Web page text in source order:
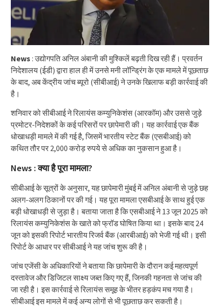
News : उद्योगपति अनिल अंबानी की मुश्किलें बढ़ती दिख रही हैं। प्रवर्तन
निदेशालय (ईडी) द्वारा हाल ही में उनसे मनी लॉन्ड्रिंग के एक मामले में पूछताछ
के बाद, अब केंद्रीय जांच ब्यूरो (सीबीआई) ने उनके खिलाफ बड़ी कार्रवाई की
है।
शनिवार को सीबीआई ने रिलायंस कम्युनिकेशंस (आरकॉम) और उससे जुड़े
प्रमोटर-निदेशकों के कई परिसरों पर छापेमारी की। यह कार्रवाई एक बैंक
धोखाधड़ी मामले में की गई है, जिसमें भारतीय स्टेट बैंक (एसबीआई) को
कथित तौर पर 2,000 करोड़ रुपये से अधिक का नुकसान हुआ है।
News : क्या है पूरा मामला?
सीबीआई के सूत्रों के अनुसार, यह छापेमारी मुंबई में अनिल अंबानी से जुड़े छह
अलग-अलग ठिकानों पर की गई। यह पूरा मामला एसबीआई के साथ हुई एक
बड़ी धोखाधड़ी से जुड़ा है। बताया जाता है कि एसबीआई ने 13 जून 2025 को
रिलायंस कम्युनिकेशंस के खाते को फ्रॉड घोषित किया था। इसके बाद 24
जून को इसकी रिपोर्ट भारतीय रिजर्व बैंक (आरबीआई) को भेजी गई थी। इसी
रिपोर्ट के आधार पर सीबीआई ने यह जांच शुरू की है।
जांच एजेंसी के अधिकारियों ने बताया कि छापेमारी के दौरान कई महत्वपूर्ण
दस्तावेज और डिजिटल साक्ष्य जब्त किए गए हैं, जिनकी गहनता से जांच की
जा रही है। इस कार्रवाई से रिलायंस समूह के भीतर हड़कंप मच गया है।
सीबीआई इस मामले में कई अन्य लोगों से भी पूछताछ कर सकती है।